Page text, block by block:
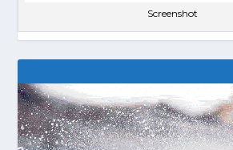
Screenshot